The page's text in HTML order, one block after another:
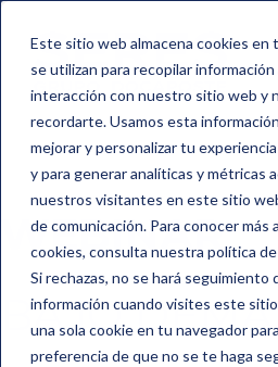
Este sitio web almacena cookies en
se utilizan para recopilar
interacción con nuestro sitio web y
recordarte. Usamos esta
mejorar y personalizar tu
y para generar analíticas y métricas
nuestros visitantes en este sitio
de comunicación. Para conocer más
cookies, consulta nuestra política
Si rechazas, no se hará seguimiento
información cuando visites este sitio
una sola cookie en tu navegador
preferencia de que no se te haga
WEBINAR
BAJO